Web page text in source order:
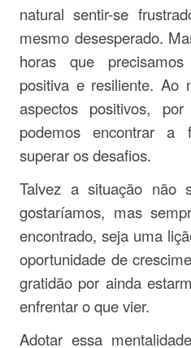
natural sentir-se
mesmo desesperado.
horas que
positiva e resiliente. Ao
aspectos positivos,
podemos encontrar a
superar os desafios.
Talvez a situação não
gostaríamos, mas
encontrado, seja uma
oportunidade de
gratidão por ainda
enfrentar o que vier.
Adotar essa